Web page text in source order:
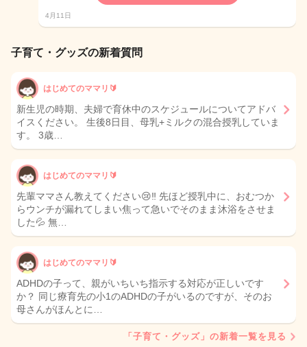
4月11日
子育て・グッズの新着質問
はじめてのママリ🔰
新生児の時期、夫婦で育休中のスケジュールについてアドバ
イスください。 生後8日目、母乳+ミルクの混合授乳していま
す。 3歳…
はじめてのママリ🔰
先輩ママさん教えてください😢‼️ 先ほど授乳中に、おむつか
らウンチが漏れてしまい焦って急いでそのまま沐浴をさせま
した💦 無…
はじめてのママリ🔰
ADHDの子って、親がいちいち指示する対応が正しいです
か？ 同じ療育先の小1のADHDの子がいるのですが、そのお
母さんがほんとに…
「子育て・グッズ」の新着一覧を見る